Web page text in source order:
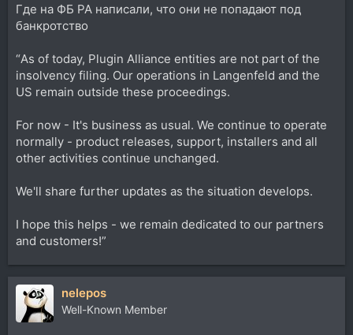
Где на ФБ PA написали, что они не попадают под
банкротство
“As of today, Plugin Alliance entities are not part of the
insolvency filing. Our operations in Langenfeld and the
US remain outside these proceedings.
For now - It's business as usual. We continue to operate
normally - product releases, support, installers and all
other activities continue unchanged.
We'll share further updates as the situation develops.
I hope this helps - we remain dedicated to our partners
and customers!”
nelepos
Well-Known Member